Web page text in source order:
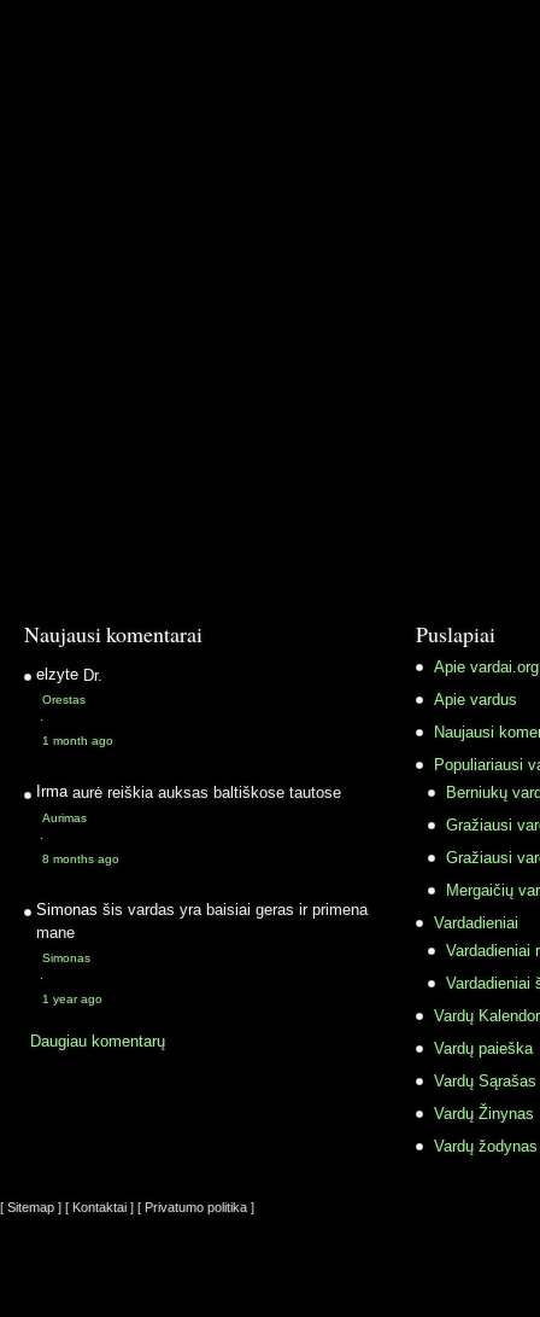
Naujausi komentarai
elzyte Dr.
Orestas
·
1 month ago
Irma aurė reiškia auksas baltiškose tautose
Aurimas
·
8 months ago
Simonas šis vardas yra baisiai geras ir primena
mane
Simonas
·
1 year ago
Daugiau komentarų
Puslapiai
Apie vardai.org
Apie vardus
Naujausi
Populiariausi
Berniukų
Gražiausi
Gražiausi
Mergaičių
Vardadieniai
Vardadieniai
Vardadieniai
Vardų
Vardų paieška
Vardų Sąrašas
Vardų Žinynas
Vardų
[ Sitemap ] [ Kontaktai ] [ Privatumo politika ]